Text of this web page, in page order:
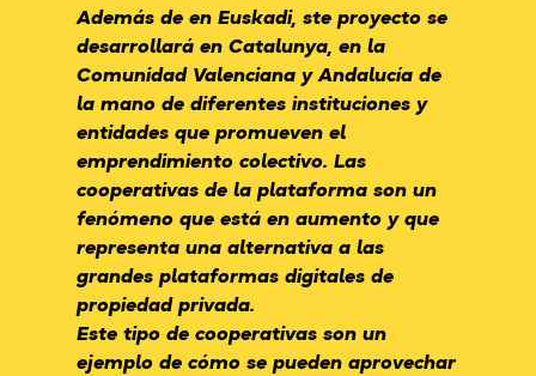
Además de en Euskadi, ste proyecto se
desarrollará en Catalunya, en la
Comunidad Valenciana y Andalucía de
la mano de diferentes instituciones y
entidades que promueven el
emprendimiento colectivo. Las
cooperativas de la plataforma son un
fenómeno que está en aumento y que
representa una alternativa a las
grandes plataformas digitales de
propiedad privada.
Este tipo de cooperativas son un
ejemplo de cómo se pueden aprovechar